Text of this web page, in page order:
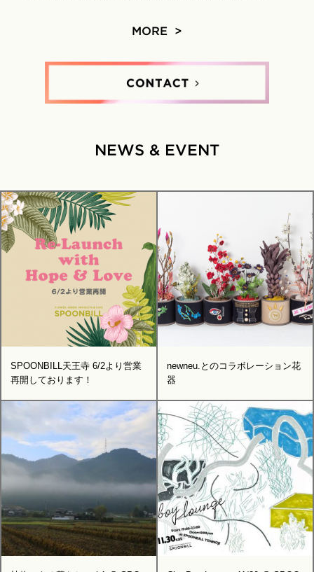
MORE >
NEWS & EVENT
SPOONBILL天王寺 6/2より営業
再開しております！
newneu.とのコラボレーション花
器